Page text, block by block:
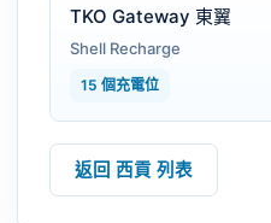
TKO Gateway 東翼
Shell Recharge
15 個充電位
返回 西貢 列表